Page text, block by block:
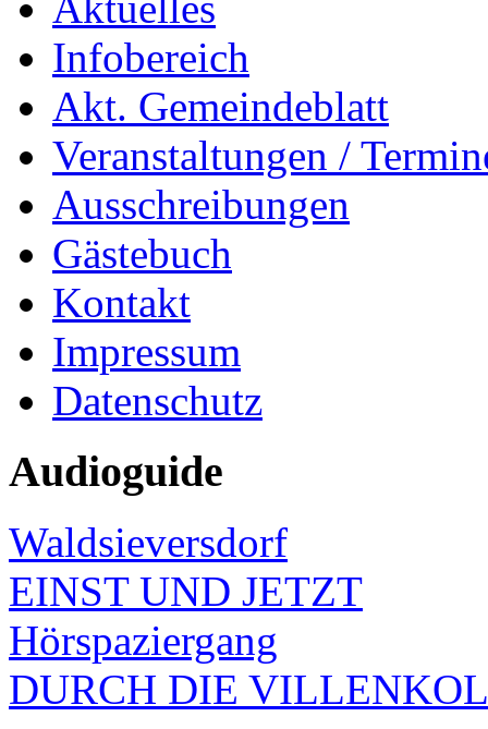
Infobereich
Akt. Gemeindeblatt
Veranstaltungen /
Ausschreibungen
Gästebuch
Kontakt
Impressum
Datenschutz
Audioguide
Waldsieversdorf
EINST UND JETZT
Hörspaziergang
DURCH DIE